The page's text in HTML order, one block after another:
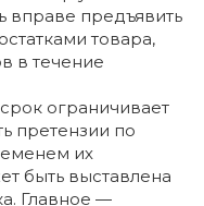
вправе предъявить
товара,
в течение
ограничивает
претензии по
их
быть выставлена
Главное —